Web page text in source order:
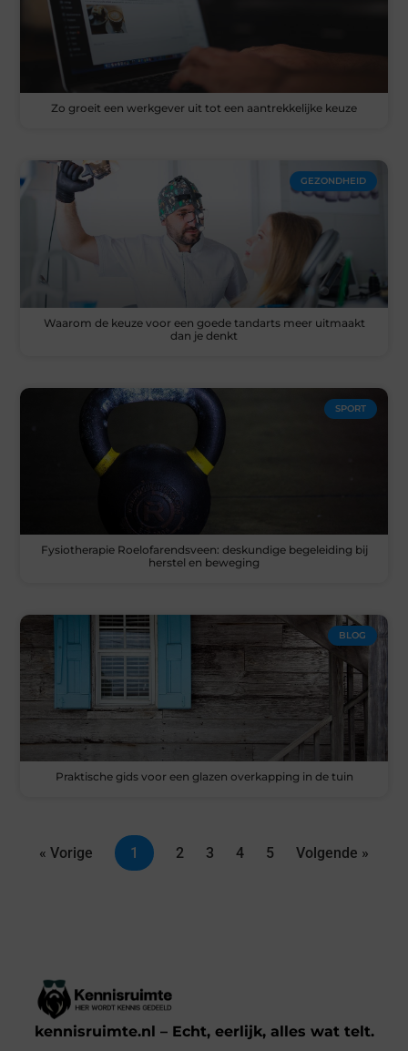
Zo groeit een werkgever uit tot een aantrekkelijke keuze
GEZONDHEID
Waarom de keuze voor een goede tandarts meer uitmaakt
dan je denkt
SPORT
Fysiotherapie Roelofarendsveen: deskundige begeleiding bij
herstel en beweging
BLOG
Praktische gids voor een glazen overkapping in de tuin
« Vorige 1 2 3 4 5 Volgende »
kennisruimte.nl – Echt, eerlijk, alles wat telt.